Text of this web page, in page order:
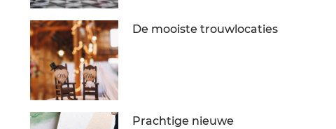
De mooiste trouwlocaties
Prachtige nieuwe